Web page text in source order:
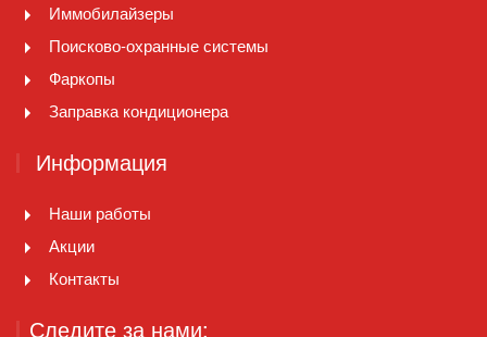
Иммобилайзеры
Поисково-охранные системы
Фаркопы
Заправка кондиционера
Информация
Наши работы
Акции
Контакты
Следите за нами: